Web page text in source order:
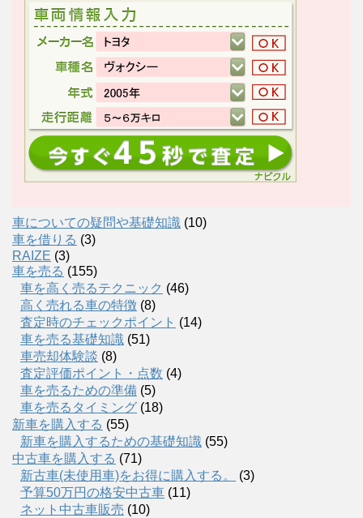
車についての疑問や基礎知識 (10)
車を借りる (3)
RAIZE (3)
車を売る (155)
車を高く売るテクニック (46)
高く売れる車の特徴 (8)
査定時のチェックポイント (14)
車を売る基礎知識 (51)
車売却体験談 (8)
査定評価ポイント・点数 (4)
車を売るための準備 (5)
車を売るタイミング (18)
新車を購入する (55)
新車を購入するための基礎知識 (55)
中古車を購入する (71)
新古車(未使用車)をお得に購入する。
(3)
予算50万円の格安中古車 (11)
ネット中古車販売 (10)